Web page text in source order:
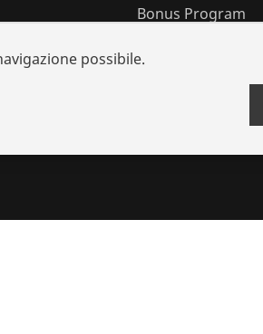
Bonus Program
possibile.